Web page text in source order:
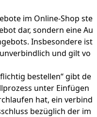
im Online-Shop ste
dar, sondern eine Au
Insbesondere ist
und gilt vo
bestellen“ gibt de
unter Einfügen
hat, ein verbind
bezüglich der im